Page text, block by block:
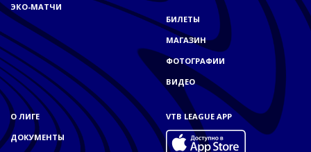
ЭКО-МАТЧИ
БИЛЕТЫ
МАГАЗИН
ФОТОГРАФИИ
ВИДЕО
О ЛИГЕ
ДОКУМЕНТЫ
VTB LEAGUE APP